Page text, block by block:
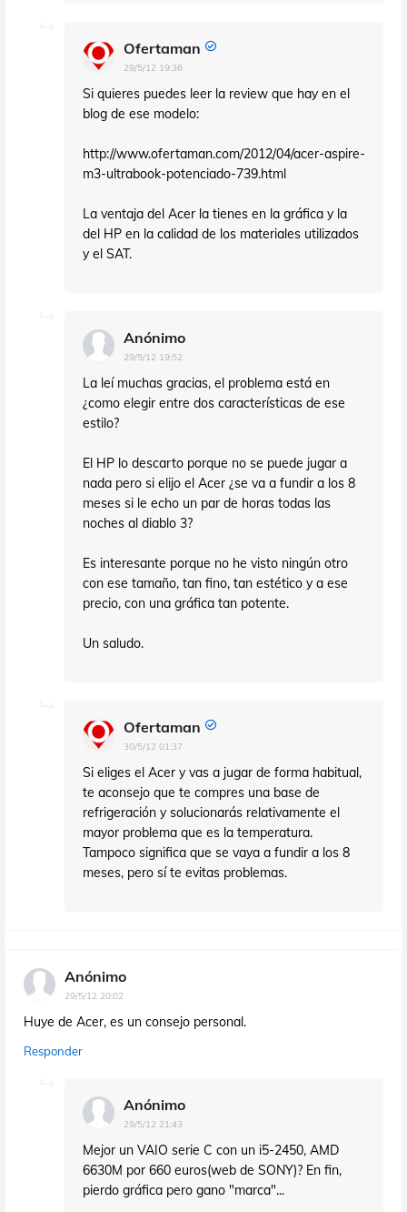
Ofertaman
29/5/12 19:36
Si quieres puedes leer la review que hay en el
blog de ese modelo:
http://www.ofertaman.com/2012/04/acer-aspire-
m3-ultrabook-potenciado-739.html
La ventaja del Acer la tienes en la gráfica y la
del HP en la calidad de los materiales utilizados
y el SAT.
Anónimo
29/5/12 19:52
La leí muchas gracias, el problema está en
¿como elegir entre dos características de ese
estilo?
El HP lo descarto porque no se puede jugar a
nada pero si elijo el Acer ¿se va a fundir a los 8
meses si le echo un par de horas todas las
noches al diablo 3?
Es interesante porque no he visto ningún otro
con ese tamaño, tan fino, tan estético y a ese
precio, con una gráfica tan potente.
Un saludo.
Ofertaman
30/5/12 01:37
Si eliges el Acer y vas a jugar de forma habitual,
te aconsejo que te compres una base de
refrigeración y solucionarás relativamente el
mayor problema que es la temperatura.
Tampoco significa que se vaya a fundir a los 8
meses, pero sí te evitas problemas.
Anónimo
29/5/12 20:02
Huye de Acer, es un consejo personal.
Responder
Anónimo
29/5/12 21:43
Mejor un VAIO serie C con un i5-2450, AMD
6630M por 660 euros(web de SONY)? En fin,
pierdo gráfica pero gano "marca"...